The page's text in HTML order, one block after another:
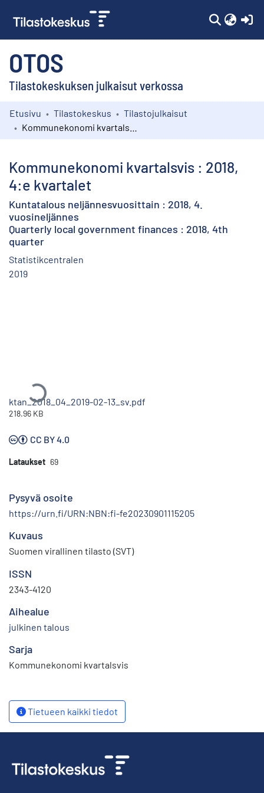
OTOS
Tilastokeskuksen julkaisut verkossa
Kokoelmat
Etusivu Tilastokeskus
Tilastojulkaisut
Kommunekonomi kvartalsvis : 2018,
4:e kvartalet
Kuntatalous neljännesvuosittain : 2018, 4.
vuosineljännes
Quarterly local government finances : 2018, 4th
quarter
Statistikcentralen
2019
Ladataan...
ktan_2018_04_2019-02-13_sv.pdf
218.96 KB
CC BY 4.0
Lataukset 69
Pysyvä osoite
https://urn.fi/URN:NBN:fi-fe20230901115205
Kuvaus
Suomen virallinen tilasto (SVT)
ISSN
2343-4120
Aihealue
julkinen talous
Sarja
Kommunekonomi kvartalsvis
Tietueen kaikki tiedot